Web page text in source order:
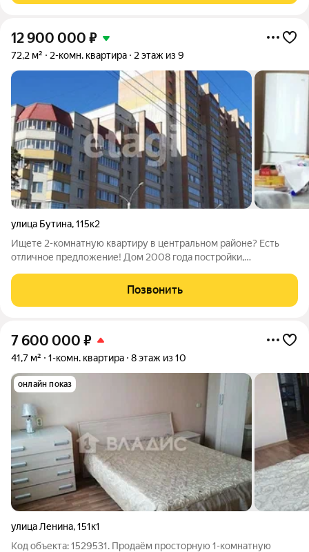
12 900 000 ₽
72,2 м² 2-комн. квартира 2 этаж из 9
улица Бутина,115к2
Ищете 2-комнатную квартиру в центральном районе? Есть
отличное предложение! Дом 2008 года постройки,
рядом есть школы, детские сады, магазины, кинотеатр, парки,
остановки маршруток и
Позвонить
7 600 000 ₽
41,7 м² 1-комн. квартира 8 этаж из 10
онлайн показ
улица Ленина,151к1
Код объекта: 1529531. Продаём просторную 1-комнатную